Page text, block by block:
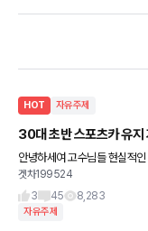
HOT 자유주제
30대 초반 스포츠카 유지
안녕하세여 고수님들 현실적인 조언 구합니다! 1. 나이 30
있음 - 결혼 전에 스포츠카
겟차199524
3
45 8,283
자유주제